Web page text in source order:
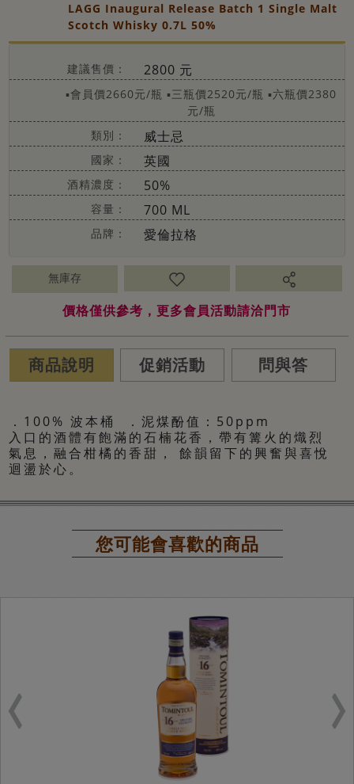
LAGG Inaugural Release Batch 1 Single Malt
Scotch Whisky 0.7L 50%
建議售價： 2800 元
▪會員價2660元/瓶 ▪三瓶價2520元/瓶 ▪六瓶價2380
元/瓶
類別：
威士忌
國家： 英國
酒精濃度： 50%
容量： 700 ML
品牌： 愛倫拉格
無庫存
價格僅供參考，更多會員活動請洽門市
商品說明 促銷活動 問與答
．100% 波本桶 ．泥煤酚值：50ppm
入口的酒體有飽滿的石楠花香，帶有篝火的熾烈
氣息，融合柑橘的香甜， 餘韻留下的興奮與喜悅
迴盪於心。
您可能會喜歡的商品